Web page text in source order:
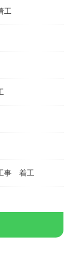
工
事 着工